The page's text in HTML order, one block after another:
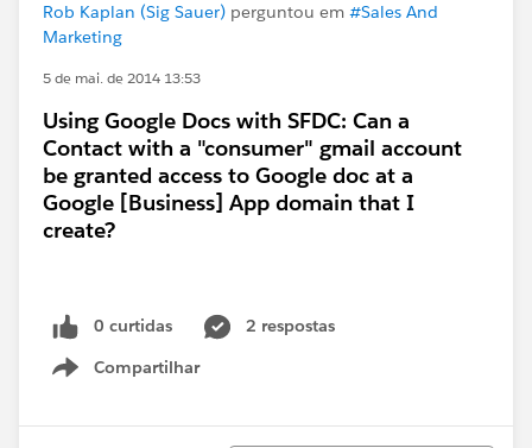
Rob Kaplan (Sig Sauer) perguntou em #Sales And
Marketing
5 de mai. de 2014 13:53
Using Google Docs with SFDC: Can a
Contact with a "consumer" gmail account
be granted access to Google doc at a
Google [Business] App domain that I
create?
0 curtidas
2 respostas
Compartilhar
Show menu